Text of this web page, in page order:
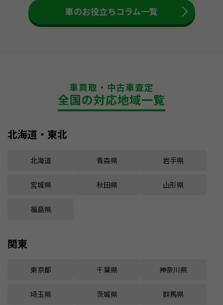
車のお役立ちコラム一覧
車買取・中古車査定
全国の対応地域一覧
北海道・東北
北海道 青森県 岩手県
宮城県 秋田県 山形県
福島県
関東
東京都 千葉県 神奈川県
埼玉県 茨城県 群馬県